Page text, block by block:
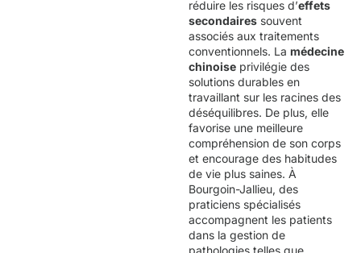
réduire les risques d’effets
secondaires souvent
associés aux traitements
conventionnels. La médecine
chinoise privilégie des
solutions durables en
travaillant sur les racines des
déséquilibres. De plus, elle
favorise une meilleure
compréhension de son corps
et encourage des habitudes
de vie plus saines. À
Bourgoin-Jallieu, des
praticiens spécialisés
accompagnent les patients
dans la gestion de
pathologies telles que